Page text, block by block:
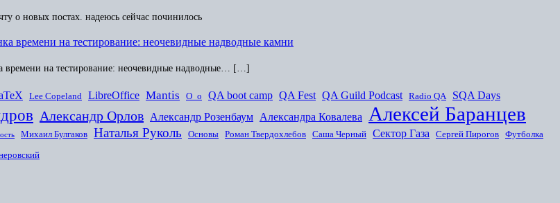
о новых постах. надеюсь сейчас починилось
времени на тестирование: неочевидные надводные камни
на тестирование: неочевидные надводные… […]
Lee Copeland LibreOffice Mantis O_o QA boot camp QA Fest QA Guild Podcast Radio QA SQA Days
Александр Орлов Александр Розенбаум Александра Ковалева Алексей Баранцев
Михаил Булгаков Наталья Руколь Основы Роман Твердохлебов Саша Черный Сектор Газа Сергей Пирогов Футболка